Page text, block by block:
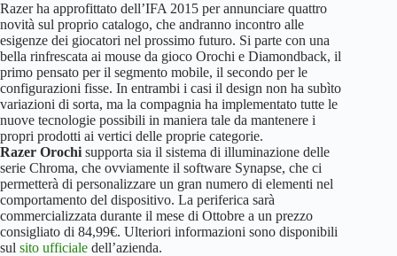
Razer ha approfittato dell’IFA 2015 per annunciare quattro
novità sul proprio catalogo, che andranno incontro alle
esigenze dei giocatori nel prossimo futuro. Si parte con una
bella rinfrescata ai mouse da gioco Orochi e Diamondback, il
primo pensato per il segmento mobile, il secondo per le
configurazioni fisse. In entrambi i casi il design non ha subìto
variazioni di sorta, ma la compagnia ha implementato tutte le
nuove tecnologie possibili in maniera tale da mantenere i
propri prodotti ai vertici delle proprie categorie.
Razer Orochi supporta sia il sistema di illuminazione delle
serie Chroma, che ovviamente il software Synapse, che ci
permetterà di personalizzare un gran numero di elementi nel
comportamento del dispositivo. La periferica sarà
commercializzata durante il mese di Ottobre a un prezzo
consigliato di 84,99€. Ulteriori informazioni sono disponibili
sul sito ufficiale dell’azienda.